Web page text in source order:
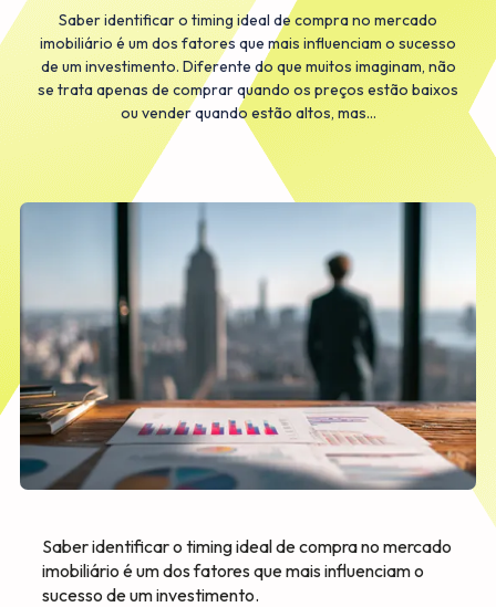
Saber identificar o timing ideal de compra no mercado
imobiliário é um dos fatores que mais influenciam o sucesso
de um investimento. Diferente do que muitos imaginam, não
se trata apenas de comprar quando os preços estão baixos
ou vender quando estão altos, mas…
Saber identificar o timing ideal de compra no mercado
imobiliário é um dos fatores que mais influenciam o
sucesso de um investimento.